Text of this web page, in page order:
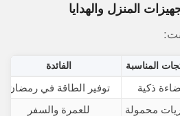
المنزل والهدايا
المناسبة الفائدة
ذكية
توفير الطاقة في رمضان
محمولة
للعمرة والسفر